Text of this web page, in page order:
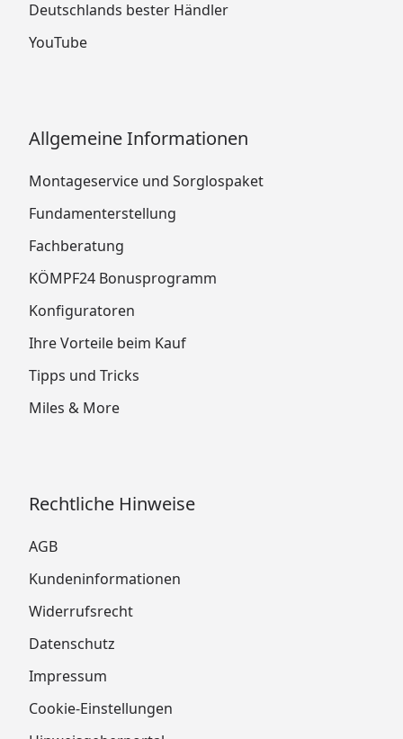
Deutschlands bester Händler
YouTube
Allgemeine Informationen
Montageservice und Sorglospaket
Fundamenterstellung
Fachberatung
KÖMPF24 Bonusprogramm
Konfiguratoren
Ihre Vorteile beim Kauf
Tipps und Tricks
Miles & More
Rechtliche Hinweise
AGB
Kundeninformationen
Widerrufsrecht
Datenschutz
Impressum
Cookie-Einstellungen